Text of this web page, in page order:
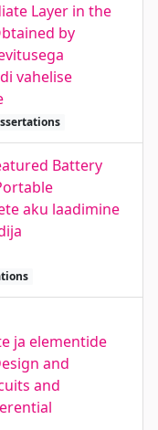
Layer in the
by
vahelise
Battery
aku laadimine
ja elementide
and
and